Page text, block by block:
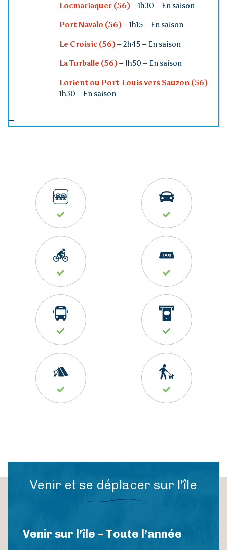
Accueil
Loi îles
métropolitaines
Visiter
Vivre
Actions de l’AIP
Locmariaquer (56)– 1h30 – En saison
Port Navalo (56)– 1h15 – En saison
Le Croisic (56)– 2h45 – En saison
La Turballe (56)– 1h50 – En saison
Lorient ou Port-Louis vers Sauzon (56)–
1h30 – En saison
Venir et se déplacer sur l'île
Venir sur l’île – Toute l’année